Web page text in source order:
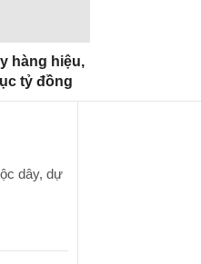
hàng hiệu,
tỷ đồng
dây, dự